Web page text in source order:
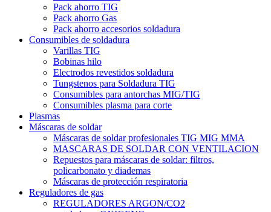
Pack ahorro TIG
Pack ahorro Gas
Pack ahorro accesorios soldadura
Consumibles de soldadura
Varillas TIG
Bobinas hilo
Electrodos revestidos soldadura
Tungstenos para Soldadura TIG
Consumibles para antorchas MIG/TIG
Consumibles plasma para corte
Plasmas
Máscaras de soldar
Máscaras de soldar profesionales TIG MIG MMA
MASCARAS DE SOLDAR CON VENTILACION
Repuestos para máscaras de soldar: filtros,
policarbonato y diademas
Máscaras de protección respiratoria
Reguladores de gas
REGULADORES ARGON/CO2